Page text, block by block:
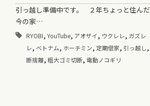
引っ越し準備中です。 ２年ちょっと住んだ
今の家…
RYOBI, YouTube, アオザイ , ウクレレ, ガズレ
レ, ベトナム, ホーチミン, 定期借家, 引っ越し,
断捨離, 粗大ゴミ切断, 電動ノコギリ